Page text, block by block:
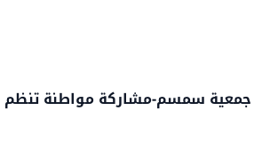
جمعية سمسم-مشاركة مواطنة تنظم